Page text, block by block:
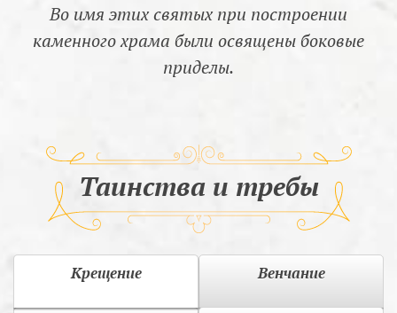
Во имя этих святых при построении
каменного храма были освящены боковые
приделы.
Таинства и требы
Крещение Венчание